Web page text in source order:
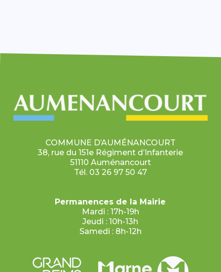
COMMUNE D’AUMÉNANCOURT
38, rue du 151e Régiment d’Infanterie
51110 Auménancourt
Tél. 03 26 97 50 47
Permanences de la Mairie
Mardi : 17h-19h
Jeudi : 10h-13h
Samedi : 8h-12h